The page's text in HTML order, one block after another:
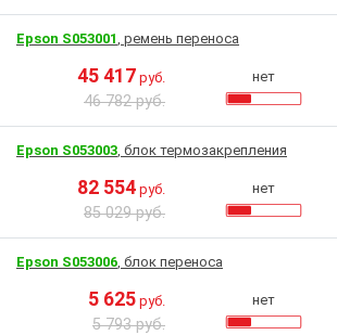
Epson S053001, ремень переноса
45 417 руб.
46 782 руб.
нет
Epson S053003, блок термозакрепления
82 554 руб.
85 029 руб.
нет
Epson S053006, блок переноса
5 625 руб.
5 793 руб.
нет